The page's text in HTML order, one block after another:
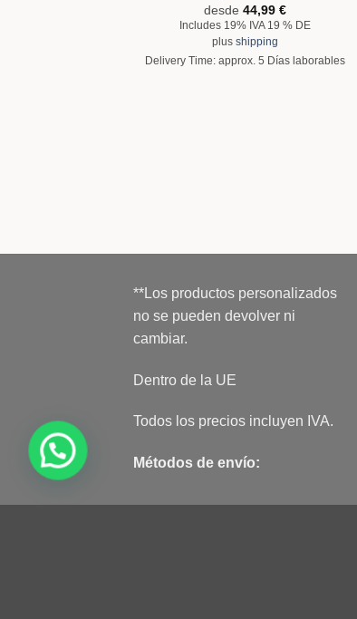
desde 44,99 €
Includes 19% IVA 19 % DE
plus shipping
Delivery Time: approx. 5 Días laborables
**Los productos personalizados
no se pueden devolver ni
cambiar.
Dentro de la UE
Todos los precios incluyen IVA.
Métodos de envío: